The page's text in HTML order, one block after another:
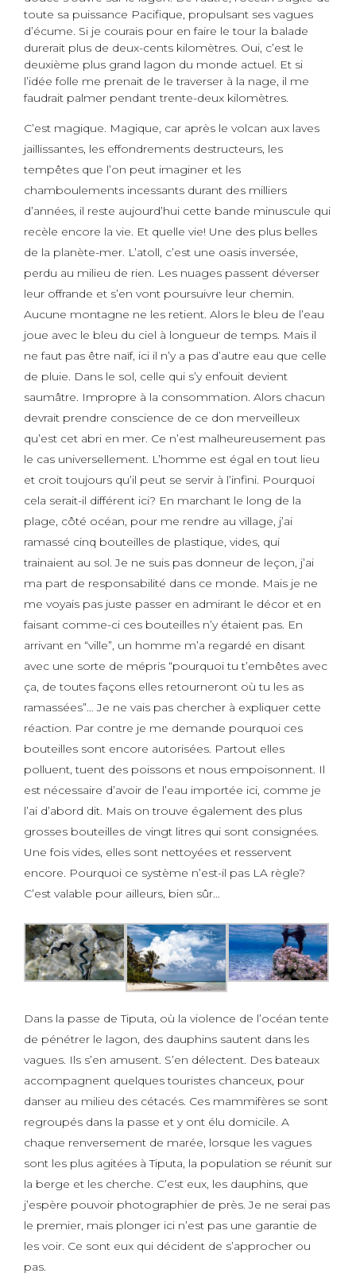
toute sa puissance Pacifique, propulsant ses vagues
d’écume. Si je courais pour en faire le tour la balade
durerait plus de deux-cents kilomètres. Oui, c’est le
deuxième plus grand lagon du monde actuel. Et si
l’idée folle me prenait de le traverser à la nage, il me
faudrait palmer pendant trente-deux kilomètres.
C’est magique. Magique, car après le volcan aux laves
jaillissantes, les effondrements destructeurs, les
tempêtes que l’on peut imaginer et les
chamboulements incessants durant des milliers
d’années, il reste aujourd’hui cette bande minuscule qui
recèle encore la vie. Et quelle vie! Une des plus belles
de la planète-mer. L’atoll, c’est une oasis inversée,
perdu au milieu de rien. Les nuages passent déverser
leur offrande et s’en vont poursuivre leur chemin.
Aucune montagne ne les retient. Alors le bleu de l’eau
joue avec le bleu du ciel à longueur de temps. Mais il
ne faut pas être naïf, ici il n’y a pas d’autre eau que celle
de pluie. Dans le sol, celle qui s’y enfouit devient
saumâtre. Impropre à la consommation. Alors chacun
devrait prendre conscience de ce don merveilleux
qu’est cet abri en mer. Ce n’est malheureusement pas
le cas universellement. L’homme est égal en tout lieu
et croit toujours qu’il peut se servir à l’infini. Pourquoi
cela serait-il différent ici? En marchant le long de la
plage, côté océan, pour me rendre au village, j’ai
ramassé cinq bouteilles de plastique, vides, qui
trainaient au sol. Je ne suis pas donneur de leçon, j’ai
ma part de responsabilité dans ce monde. Mais je ne
me voyais pas juste passer en admirant le décor et en
faisant comme-ci ces bouteilles n’y étaient pas. En
arrivant en “ville”, un homme m’a regardé en disant
avec une sorte de mépris “pourquoi tu t’embêtes avec
ça, de toutes façons elles retourneront où tu les as
ramassées”… Je ne vais pas chercher à expliquer cette
réaction. Par contre je me demande pourquoi ces
bouteilles sont encore autorisées. Partout elles
polluent, tuent des poissons et nous empoisonnent. Il
est nécessaire d’avoir de l’eau importée ici, comme je
l’ai d’abord dit. Mais on trouve également des plus
grosses bouteilles de vingt litres qui sont consignées.
Une fois vides, elles sont nettoyées et resservent
encore. Pourquoi ce système n’est-il pas LA règle?
C’est valable pour ailleurs, bien sûr…
Dans la passe de Tiputa, où la violence de l’océan tente
de pénétrer le lagon, des dauphins sautent dans les
vagues. Ils s’en amusent. S’en délectent. Des bateaux
accompagnent quelques touristes chanceux, pour
danser au milieu des cétacés. Ces mammifères se sont
regroupés dans la passe et y ont élu domicile. A
chaque renversement de marée, lorsque les vagues
sont les plus agitées à Tiputa, la population se réunit sur
la berge et les cherche. C’est eux, les dauphins, que
j’espère pouvoir photographier de près. Je ne serai pas
le premier, mais plonger ici n’est pas une garantie de
les voir. Ce sont eux qui décident de s’approcher ou
pas.